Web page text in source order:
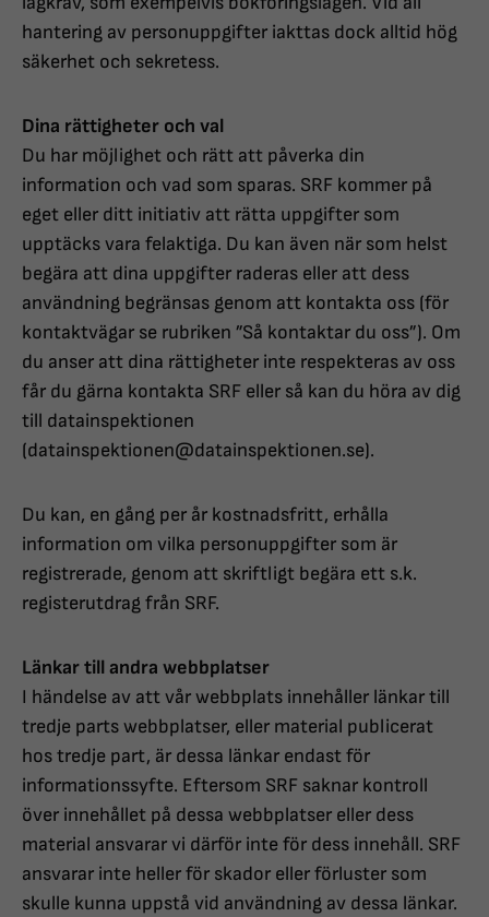
hantering av personuppgifter iakttas dock alltid hög
säkerhet och sekretess.
Dina rättigheter och val
Du har möjlighet och rätt att påverka din
information och vad som sparas. SRF kommer på
eget eller ditt initiativ att rätta uppgifter som
upptäcks vara felaktiga. Du kan även när som helst
begära att dina uppgifter raderas eller att dess
användning begränsas genom att kontakta oss (för
kontaktvägar se rubriken ”Så kontaktar du oss”). Om
du anser att dina rättigheter inte respekteras av oss
får du gärna kontakta SRF eller så kan du höra av dig
till datainspektionen
(datainspektionen@datainspektionen.se).
Du kan, en gång per år kostnadsfritt, erhålla
information om vilka personuppgifter som är
registrerade, genom att skriftligt begära ett s.k.
registerutdrag från SRF.
Länkar till andra webbplatser
I händelse av att vår webbplats innehåller länkar till
tredje parts webbplatser, eller material publicerat
hos tredje part, är dessa länkar endast för
informationssyfte. Eftersom SRF saknar kontroll
över innehållet på dessa webbplatser eller dess
material ansvarar vi därför inte för dess innehåll. SRF
ansvarar inte heller för skador eller förluster som
skulle kunna uppstå vid användning av dessa länkar.